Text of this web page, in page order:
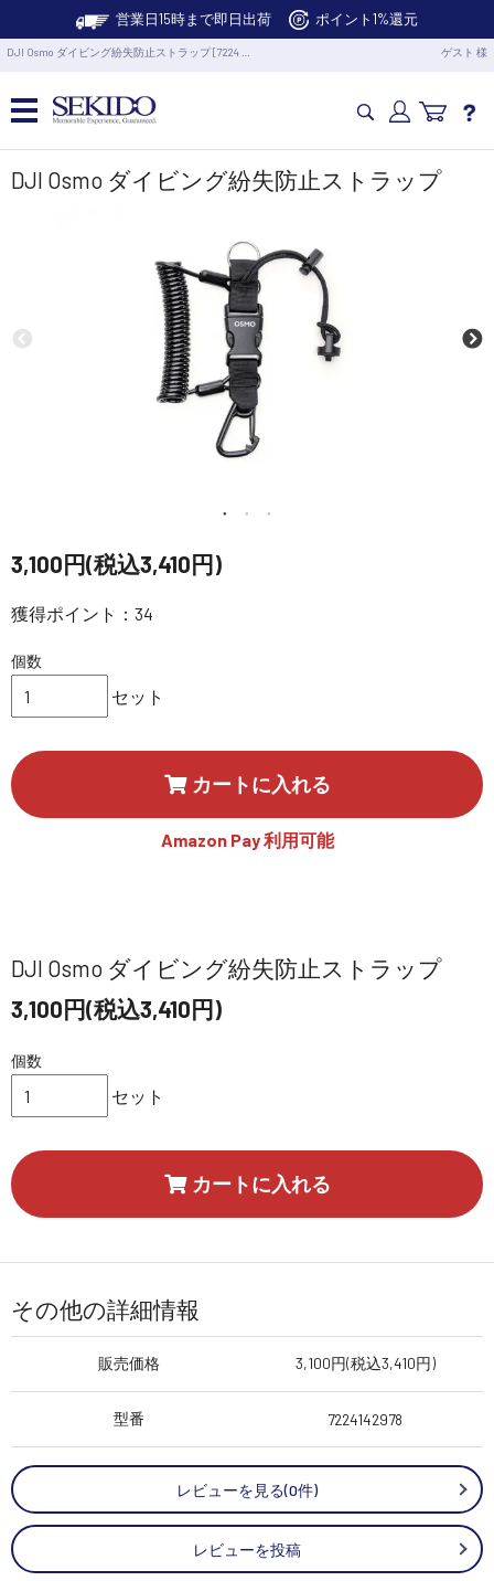
営業日15時まで即日出荷 ポイント1%還元
DJI Osmo ダイビング紛失防止ストラップ [7224 … ゲスト 様
カメラドローン・生活家電
業務用ドローン・業務関連製品
水中ドローン(ROV)・水中スクーター
講習会･国家資格･WEBセミナー
定期配信!
コーポレートサイト
DJI Osmo ダイビング紛失防止ストラップ
3,100円(税込3,410円)
獲得ポイント：34
個数
セット
カートに入れる
Amazon Pay 利用可能
DJI Osmo ダイビング紛失防止ストラップ
3,100円(税込3,410円)
個数
セット
カートに入れる
その他の詳細情報
販売価格 3,100円(税込3,410円)
型番 7224142978
レビューを見る(0件)
レビューを投稿